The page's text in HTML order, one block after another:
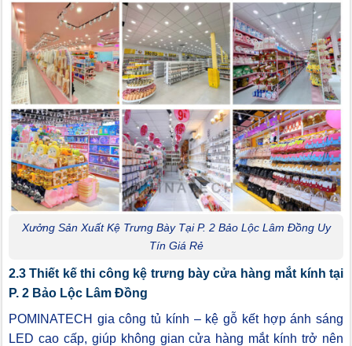
Xưởng Sản Xuất Kệ Trưng Bày Tại P. 2 Bảo Lộc Lâm Đồng Uy
Tín Giá Rẻ
2.3 Thiết kế thi công kệ trưng bày cửa hàng mắt kính tại
P. 2 Bảo Lộc Lâm Đồng
POMINATECH gia công tủ kính – kệ gỗ kết hợp ánh sáng
LED cao cấp, giúp không gian cửa hàng mắt kính trở nên